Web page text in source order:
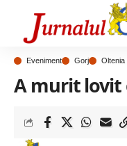
Eveniment Gorj Oltenia
A murit lovit